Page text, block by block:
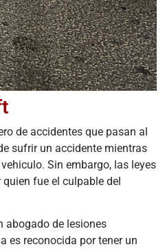
de accidentes que pasan al
sufrir un accidente mientras
Sin embargo, las leyes
fue el culpable del
abogado de lesiones
es reconocida por tener un